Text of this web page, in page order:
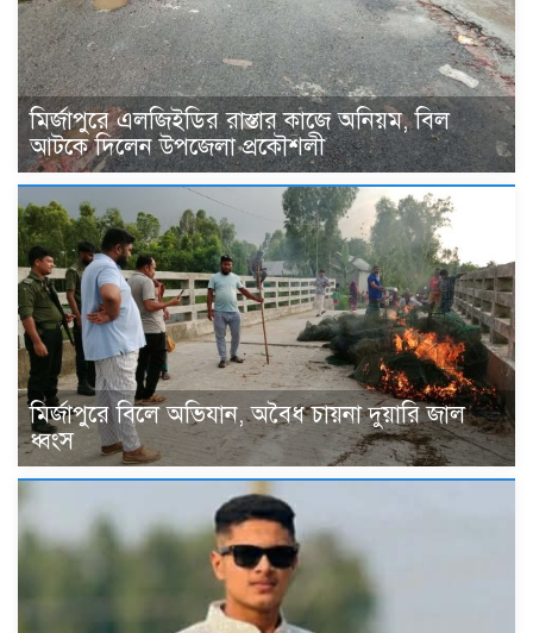
মির্জাপুরে এলজিইডির রাস্তার কাজে অনিয়ম, বিল
আটকে দিলেন উপজেলা প্রকৌশলী
মির্জাপুরে বিলে অভিযান, অবৈধ চায়না দুয়ারি জাল
ধ্বংস